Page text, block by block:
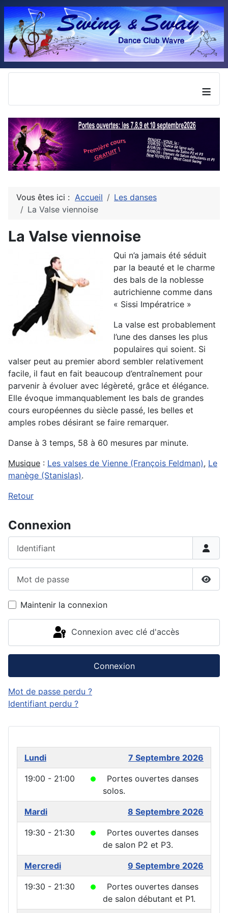
≡
Vous êtes ici : Accueil
Les danses
La Valse viennoise
La Valse viennoise
Qui n’a jamais été séduit
par la beauté et le charme
des bals de la noblesse
autrichienne comme dans
« Sissi Impératrice »
La valse est probablement
l’une des danses les plus
populaires qui soient. Si
valser peut au premier abord sembler relativement
facile, il faut en fait beaucoup d’entraînement pour
parvenir à évoluer avec légèreté, grâce et élégance.
Elle évoque immanquablement les bals de grandes
cours européennes du siècle passé, les belles et
amples robes désirant se faire remarquer.
Danse à 3 temps, 58 à 60 mesures par minute.
Musique : Les valses de Vienne (François Feldman), Le
manège (Stanislas).
Retour
Connexion
Maintenir la connexion
Connexion avec clé d'accès
Connexion
Mot de passe perdu ?
Identifiant perdu ?
Lundi 7 Septembre 2026
19:00 - 21:00
Portes ouvertes danses
solos.
Mardi 8 Septembre 2026
19:30 - 21:30
Portes ouvertes danses
de salon P2 et P3.
Mercredi 9 Septembre 2026
19:30 - 21:30
Portes ouvertes danses
de salon débutant et P1.